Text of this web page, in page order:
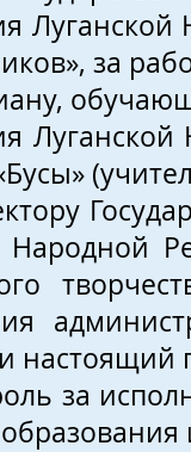
Луганской
за
настоящий
за